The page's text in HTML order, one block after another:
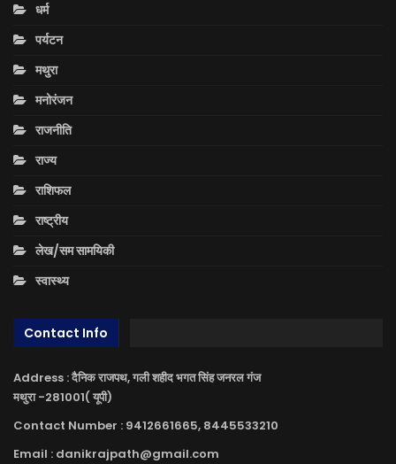
धर्म
पर्यटन
मथुरा
मनोरंजन
राजनीति
राज्य
राशिफल
राष्ट्रीय
लेख/सम सामयिकी
स्वास्थ्य
Contact Info
Address : दैनिक राजपथ, गली शहीद भगत सिंह जनरल गंज
मथुरा -281001( यूपी)
Contact Number : 9412661665, 8445533210
Email : danikrajpath@gmail.com